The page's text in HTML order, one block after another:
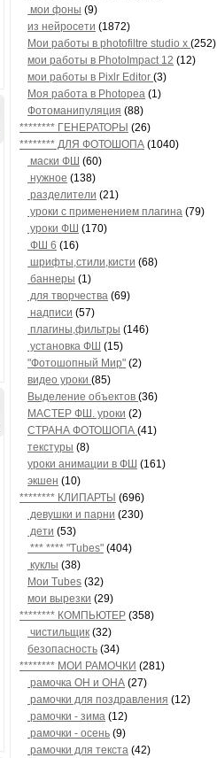
мои фоны (9)
из нейросети (1872)
Мои работы в photofiltre studio x (252)
мои работы в PhotoImpact 12 (12)
мои работы в Pixlr Editor (3)
Моя работа в Photopea (1)
Фотоманипуляция (88)
******** ГЕНЕРАТОРЫ (26)
******** ДЛЯ ФОТОШОПА (1040)
маски ФШ (60)
нужное (138)
разделители (21)
уроки с применением плагина (79)
уроки ФШ (170)
ФШ 6 (16)
шрифты,стили,кисти (68)
баннеры (1)
для творчества (69)
надписи (57)
плагины,фильтры (146)
установка ФШ (15)
"Фотошопный Мир" (2)
видео уроки (85)
Выделение объектов (36)
МАСТЕР ФШ. уроки (2)
СТРАНА ФОТОШОПА (41)
текстуры (8)
уроки анимации в ФШ (161)
экшен (10)
******** КЛИПАРТЫ (696)
девушки и парни (230)
дети (53)
*** **** "Tubes" (404)
куклы (38)
Мои Tubes (32)
мои вырезки (29)
******** КОМПЬЮТЕР (358)
чистильщик (32)
безопасность (34)
******** МОИ РАМОЧКИ (281)
рамочка ОН и ОНА (27)
рамочки для поздравления (12)
рамочки - зима (12)
рамочки - осень (9)
рамочки для текста (42)